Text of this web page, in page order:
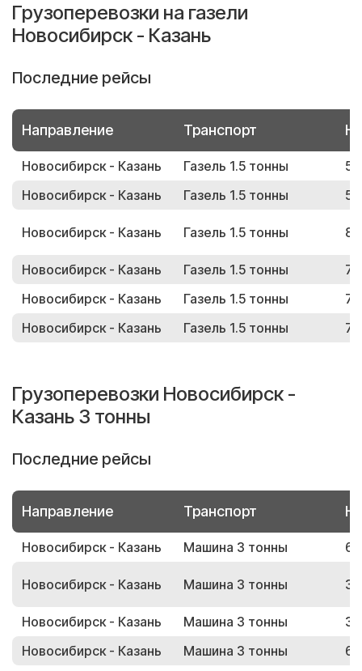
Грузоперевозки на газели
Новосибирск - Казань
Последние рейсы
Направление Транспорт
Новосибирск - Казань Газель 1.5 тонны
Новосибирск - Казань
Газель 1.5 тонны
Новосибирск - Казань Газель 1.5 тонны
Новосибирск - Казань Газель 1.5 тонны
Новосибирск - Казань
Газель 1.5 тонны
Новосибирск - Казань
Газель 1.5 тонны
Грузоперевозки Новосибирск -
Казань 3 тонны
Последние рейсы
Направление Транспорт
Новосибирск - Казань Машина 3 тонны
Новосибирск - Казань Машина 3 тонны
Новосибирск - Казань Машина 3 тонны
Новосибирск - Казань
Машина 3 тонны